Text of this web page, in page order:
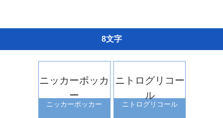
8文字
ニッカーボッカ
ー
ニッカーボッカー
ニトログリコー
ル
ニトログリコール